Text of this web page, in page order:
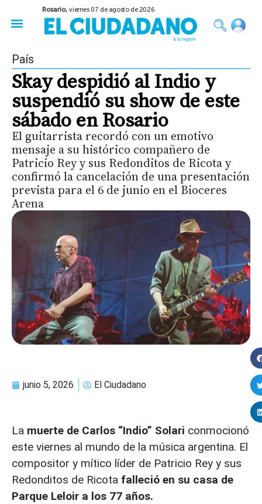
Rosario,viernes 07 de agosto de 2026
País
Skay despidió al Indio y
suspendió su show de este
sábado en Rosario
El guitarrista recordó con un emotivo
mensaje a su histórico compañero de
Patricio Rey y sus Redonditos de Ricota y
confirmó la cancelación de una presentación
prevista para el 6 de junio en el Bioceres
Arena
junio 5, 2026 El Ciudadano
La muerte de Carlos “Indio” Solari conmocionó
este viernes al mundo de la música argentina. El
compositor y mítico líder de Patricio Rey y sus
Redonditos de Ricota falleció en su casa de
Parque Leloir a los 77 años.